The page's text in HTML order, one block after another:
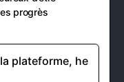
progrès
plateforme, he